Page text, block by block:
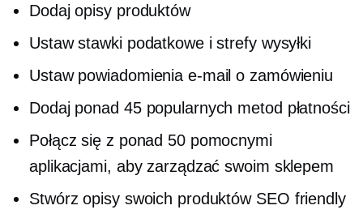
Dodaj opisy produktów
Ustaw stawki podatkowe i strefy wysyłki
Ustaw powiadomienia e-mail o zamówieniu
Dodaj ponad 45 popularnych metod płatności
Połącz się z ponad 50 pomocnymi
aplikacjami, aby zarządzać swoim sklepem
Stwórz opisy swoich produktów SEO friendly